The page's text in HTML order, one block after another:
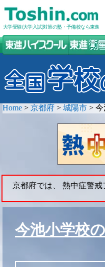
大学受験(大学入試)対策の塾・予備校なら東進
Home > 京都府 > 城陽市 > 今
京都府では、 熱中症警戒
今池小学校